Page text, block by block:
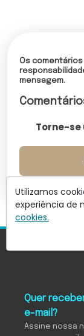
Os
mensagem.
Torne-
Utilizamos
experiência de
cookies.
Quer
e-mail?
Assine nossa